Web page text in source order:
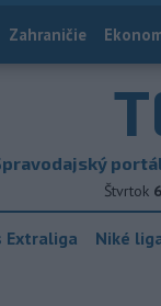
Zahraničie
Štvrtok
Extraliga Niké